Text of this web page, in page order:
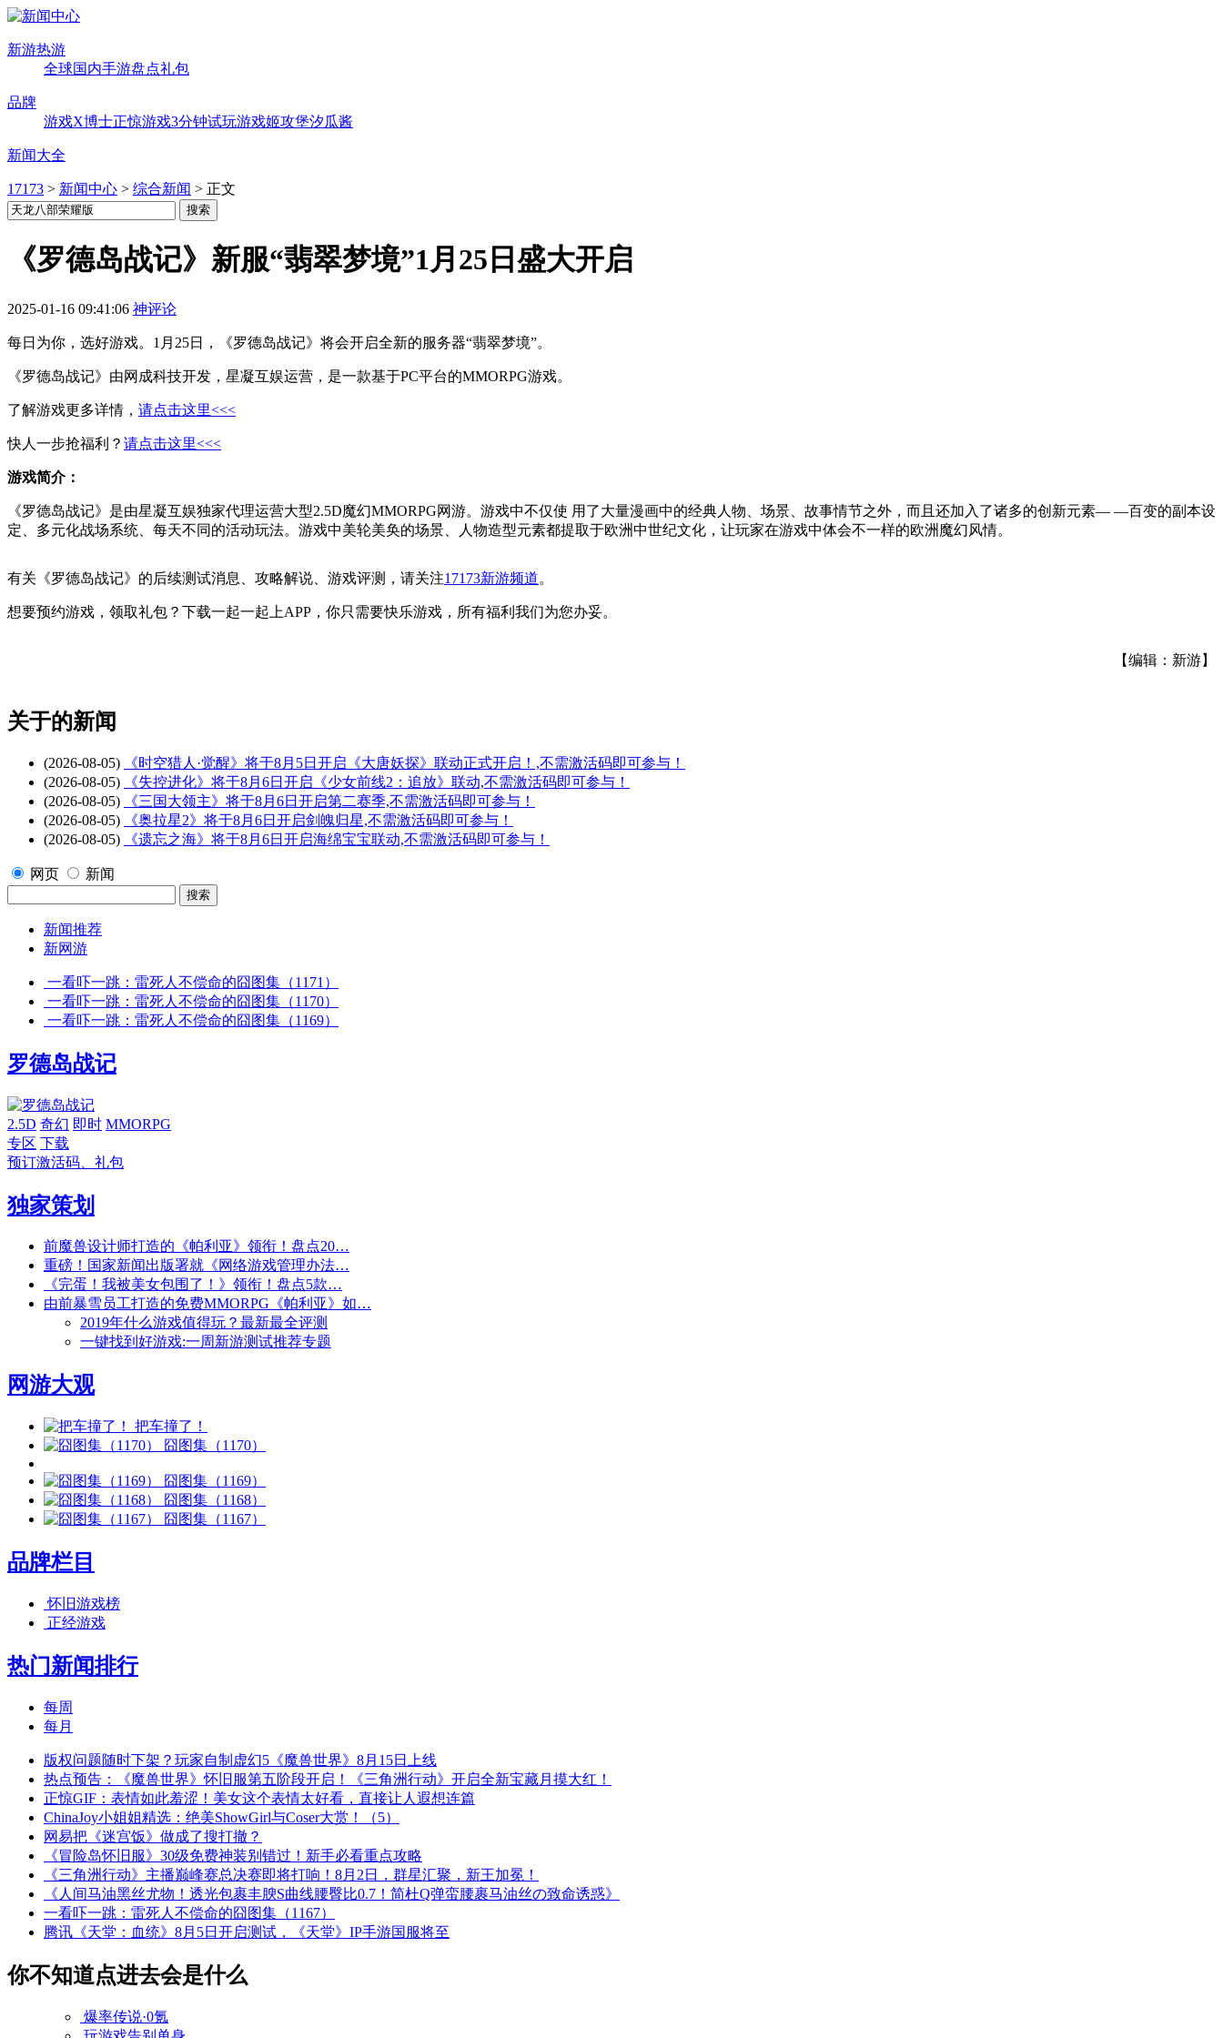
新游热游
全球国内手游盘点礼包
品牌
游戏X博士正惊游戏3分钟试玩游戏姬攻堡汐瓜酱
新闻大全
17173 > 新闻中心 > 综合新闻 > 正文
《罗德岛战记》新服“翡翠梦境”1月25日盛大开启
2025-01-16 09:41:06 神评论
每日为你，选好游戏。1月25日，《罗德岛战记》将会开启全新的服务器“翡翠梦境”。
《罗德岛战记》由网成科技开发，星凝互娱运营，是一款基于PC平台的MMORPG游戏。
了解游戏更多详情， 请点击这里<<<
快人一步抢福利？ 请点击这里<<<
游戏简介：
《罗德岛战记》是由星凝互娱独家代理运营大型2.5D魔幻MMORPG网游。游戏中不仅使 用了大量漫画中的经典人物、场景、故事情节之外，而且还加入了诸多的创新元素— —百变的副本设
定、多元化战场系统、每天不同的活动玩法。游戏中美轮美奂的场景、人物造型元素都提取于欧洲中世纪文化，让玩家在游戏中体会不一样的欧洲魔幻风情。
有关 《罗德岛战记》 的后续测试消息、攻略解说、游戏评测，请关注17173新游频道。
想要预约游戏，领取礼包？下载一起一起上APP，你只需要快乐游戏，所有福利我们为您办妥。
【编辑：新游】
关于的新闻
(2026-08-05)
《时空猎人·觉醒》将于8月5日开启《大唐妖探》联动正式开启！,不需激活码即可参与！
(2026-08-05)
《失控进化》将于8月6日开启《少女前线2：追放》联动,不需激活码即可参与！
(2026-08-05)
《三国大领主》将于8月6日开启第二赛季,不需激活码即可参与！
(2026-08-05)
《奥拉星2》将于8月6日开启剑魄归星,不需激活码即可参与！
(2026-08-05)
《遗忘之海》将于8月6日开启海绵宝宝联动,不需激活码即可参与！
网页 新闻
新闻推荐
新网游
一看吓一跳：雷死人不偿命的囧图集（1171）
一看吓一跳：雷死人不偿命的囧图集（1170）
一看吓一跳：雷死人不偿命的囧图集（1169）
罗德岛战记
2.5D 奇幻 即时 MMORPG
专区 下载
预订激活码、礼包
独家策划
前魔兽设计师打造的《帕利亚》领衔！盘点20…
重磅！国家新闻出版署就《网络游戏管理办法…
《完蛋！我被美女包围了！》领衔！盘点5款…
由前暴雪员工打造的免费MMORPG《帕利亚》如…
2019年什么游戏值得玩？最新最全评测
一键找到好游戏:一周新游测试推荐专题
网游大观
把车撞了！
囧图集（1170）
囧图集（1169）
囧图集（1168）
囧图集（1167）
品牌栏目
怀旧游戏榜
正经游戏
热门新闻排行
每周
每月
版权问题随时下架？玩家自制虚幻5《魔兽世界》8月15日上线
热点预告：《魔兽世界》怀旧服第五阶段开启！《三角洲行动》开启全新宝藏月摸大红！
正惊GIF：表情如此羞涩！美女这个表情太好看，直接让人遐想连篇
ChinaJoy小姐姐精选：绝美ShowGirl与Coser大赏！（5）
网易把《迷宫饭》做成了搜打撤？
《冒险岛怀旧服》30级免费神装别错过！新手必看重点攻略
《三角洲行动》主播巅峰赛总决赛即将打响！8月2日，群星汇聚，新王加冕！
《人间马油黑丝尤物！透光包裹丰腴S曲线腰臀比0.7！简杜Q弹蛮腰裹马油丝の致命诱惑》
一看吓一跳：雷死人不偿命的囧图集（1167）
腾讯《天堂：血统》8月5日开启测试，《天堂》IP手游国服将至
你不知道点进去会是什么
爆率传说·0氪